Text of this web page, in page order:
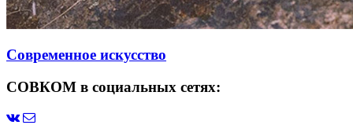
Современное искусство
СОВКОМ в социальных сетях: